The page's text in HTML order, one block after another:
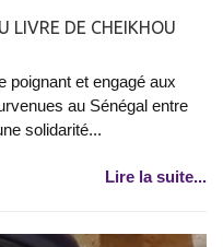
LIVRE DE CHEIKHOU
poignant et engagé aux
au Sénégal entre
solidarité...
Lire la suite...